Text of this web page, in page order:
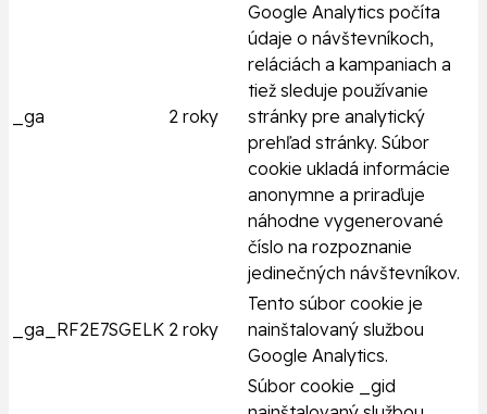
_ga 2 roky
Google Analytics počíta
údaje o návštevníkoch,
reláciách a kampaniach a
tiež sleduje používanie
stránky pre analytický
prehľad stránky. Súbor
cookie ukladá informácie
anonymne a priraďuje
náhodne vygenerované
číslo na rozpoznanie
jedinečných návštevníkov.
_ga_RF2E7SGELK 2 roky
Tento súbor cookie je
nainštalovaný službou
Google Analytics.
Súbor cookie _gid